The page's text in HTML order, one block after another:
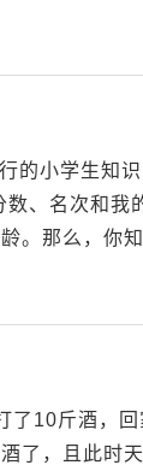
的小学生知
、名次和我
。那么，你
了10斤酒，
了，且此时